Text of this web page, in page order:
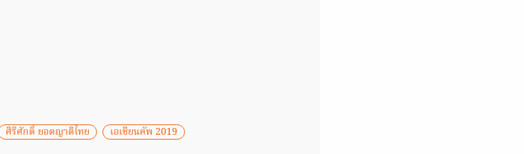
ศิริศักดิ์ ยอดญาติไทย เอเชียนคัพ 2019